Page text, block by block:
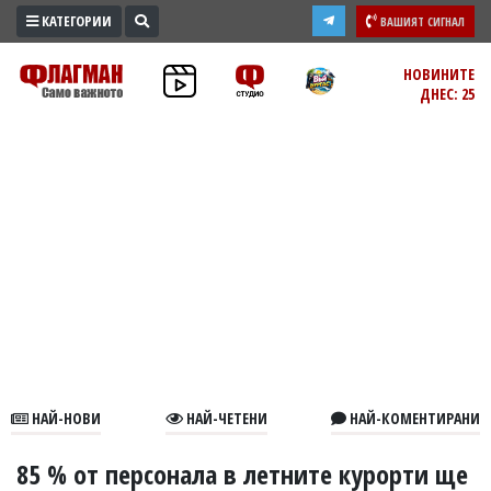
ПРОМО
ЗОНА
В
КАТЕГОРИИ ВАШИЯТ СИГНАЛ
НОВИНИТЕ
ДНЕС: 25
НАЙ-НОВИ НАЙ-ЧЕТЕНИ НАЙ-КОМЕНТИРАНИ
85 % от персонала в летните курорти ще